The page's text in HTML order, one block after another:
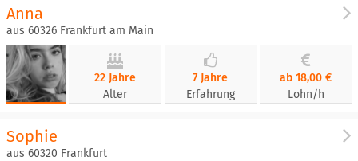
Anna
aus 60326 Frankfurt am Main
22 Jahre
Alter
7 Jahre
Erfahrung
ab 18,00 €
Lohn/h
Sophie
aus 60320 Frankfurt